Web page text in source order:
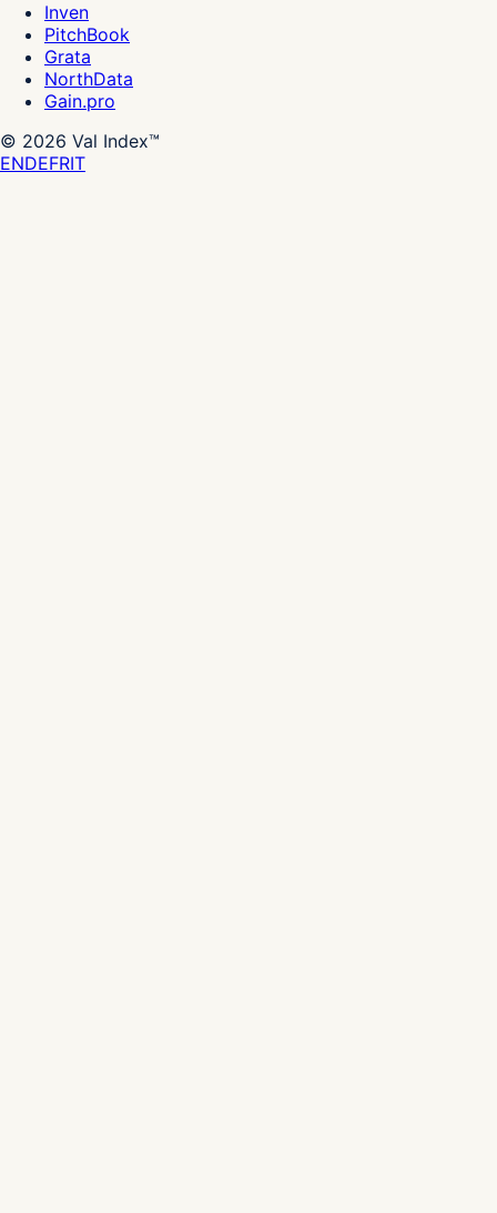
Inven
PitchBook
Grata
NorthData
Gain.pro
© 2026 Val Index™
ENDEFRIT